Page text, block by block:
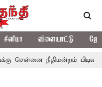
சினிமா விளையாட்டு
பிடிவாராண்ட்